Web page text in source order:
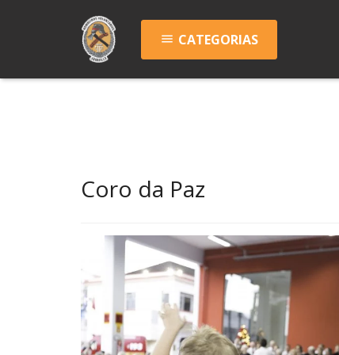
menu CATEGORIAS
Coro da Paz